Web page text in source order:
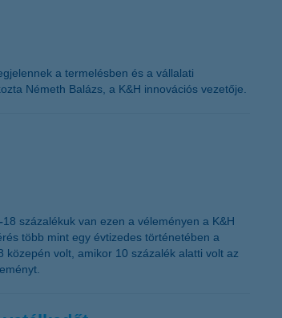
a termelésben és a vállalati
Németh Balázs, a K&H innovációs vezetője.
18 százalékuk van ezen a véleményen a K&H
több mint egy évtizedes történetében a
volt, amikor 10 százalék alatti volt az